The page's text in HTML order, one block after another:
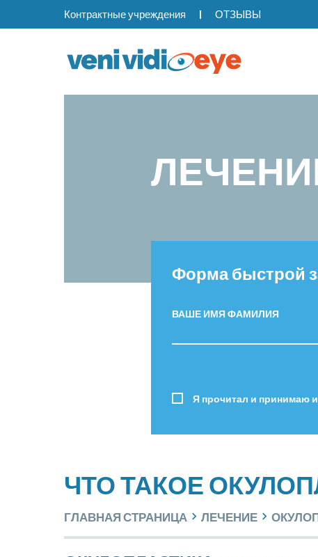
Контрактные учреждения ОТЗЫВЫ
Форма быстрой
ВАШЕ ИМЯ ФАМИЛИЯ
Я прочитал и принимаю
ЧТО ТАКОЕ
ГЛАВНАЯ СТРАНИЦА ЛЕЧЕНИЕ